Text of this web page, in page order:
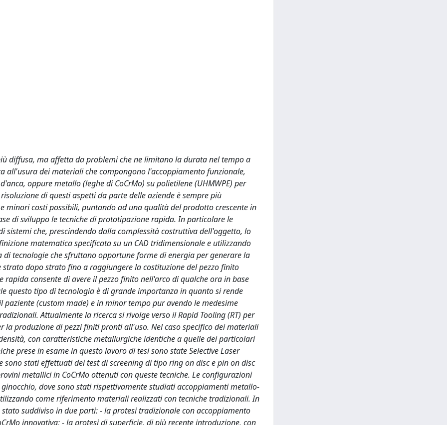
diffusa, ma affetta da problemi che ne limitano la durata nel tempo a
all'usura dei materiali che compongono l'accoppiamento funzionale,
oppure metallo (leghe di CoCrMo) su polietilene (UHMWPE) per
di questi aspetti da parte delle aziende è sempre più
costi possibili, puntando ad una qualità del prodotto crescente in
di sviluppo le tecniche di prototipazione rapida. In particolare le
che, prescindendo dalla complessità costruttiva dell'oggetto, lo
matematica specificata su un CAD tridimensionale e utilizzando
tecnologie che sfruttano opportune forme di energia per generare la
dopo strato fino a raggiungere la costituzione del pezzo finito
consente di avere il pezzo finito nell'arco di qualche ora in base
questo tipo di tecnologia è di grande importanza in quanto si rende
(custom made) e in minor tempo pur avendo le medesime
Attualmente la ricerca si rivolge verso il Rapid Tooling (RT) per
la produzione di pezzi finiti pronti all'uso. Nel caso specifico dei materiali
con caratteristiche metallurgiche identiche a quelle dei particolari
prese in esame in questo lavoro di tesi sono state Selective Laser
stati effettuati dei test di screening di tipo ring on disc e pin on disc
metallici in CoCrMo ottenuti con queste tecniche. Le configurazioni
dove sono stati rispettivamente studiati accoppiamenti metallo-
come riferimento materiali realizzati con tecniche tradizionali. In
suddiviso in due parti: - la protesi tradizionale con accoppiamento
innovativa; - la protesi di superficie, di più recente introduzione, con